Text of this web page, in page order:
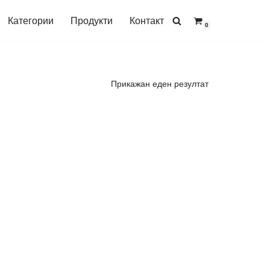
Категории Продукти Контакт 0
Прикажан еден резултат